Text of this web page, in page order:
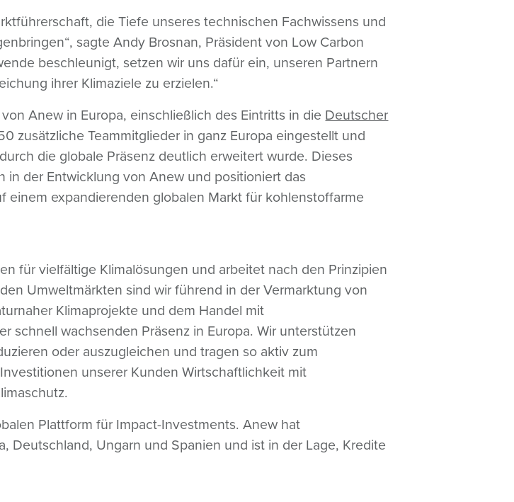
die Tiefe unseres technischen Fachwissens und
sagte Andy Brosnan, Präsident von Low Carbon
beschleunigt, setzen wir uns dafür ein, unseren Partnern
ihrer Klimaziele zu erzielen.“
Anew in Europa, einschließlich des Eintritts in die Deutscher
zusätzliche Teammitglieder in ganz Europa eingestellt und
die globale Präsenz deutlich erweitert wurde. Dieses
der Entwicklung von Anew und positioniert das
einem expandierenden globalen Markt für kohlenstoffarme
für vielfältige Klimalösungen und arbeitet nach den Prinzipien
Umweltmärkten sind wir führend in der Vermarktung von
Klimaprojekte und dem Handel mit
schnell wachsenden Präsenz in Europa. Wir unterstützen
oder auszugleichen und tragen so aktiv zum
unserer Kunden Wirtschaftlichkeit mit
Plattform für Impact-Investments. Anew hat
Deutschland, Ungarn und Spanien und ist in der Lage, Kredite